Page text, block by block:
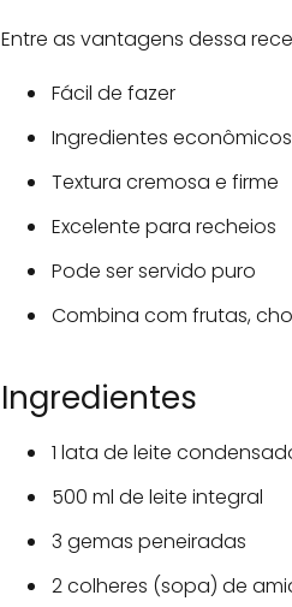
Entre as vantagens dessa
Fácil de fazer
Ingredientes econômicos
Textura cremosa e firme
Excelente para recheios
Pode ser servido puro
Combina com frutas,
Ingredientes
1 lata de leite
500 ml de leite integral
3 gemas peneiradas
2 colheres (sopa) de